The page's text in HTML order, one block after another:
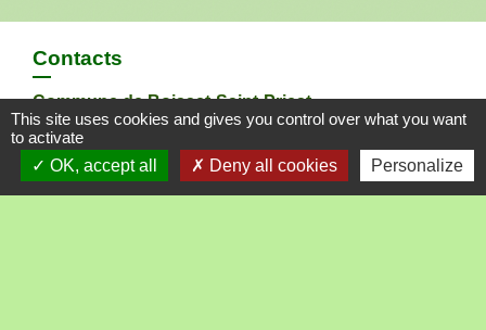
Contacts
Commune de Boisset-Saint-Priest
15, rue de Bellevue
42560 Boisset-Saint-Priest - FRANCE
+33 4 77 76 34 88
This site uses cookies and gives you control over what you want
to activate
OK, accept all
Deny all cookies Personalize